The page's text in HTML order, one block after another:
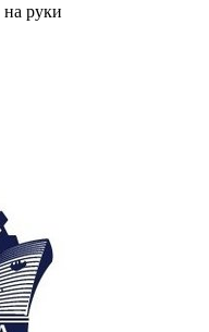
на руки